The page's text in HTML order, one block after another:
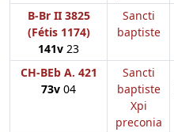
B-Br II 3825
(Fétis 1174)
141v 23
Sancti
baptiste
CH-BEb A. 421
73v 04
Sancti
baptiste
Xpi
preconia